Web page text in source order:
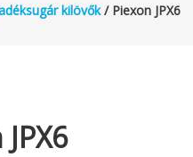
kilövők/ Piexon JPX6